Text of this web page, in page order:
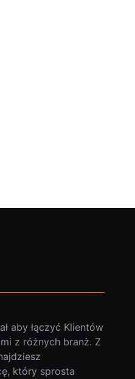
aby łączyć Klientów
z różnych branż. Z
który sprosta